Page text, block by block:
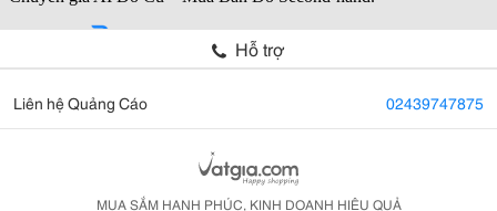
Hỗ trợ
Liên hệ Quảng Cáo 02439747875
MUA SẮM HẠNH PHÚC, KINH DOANH HIỆU QUẢ